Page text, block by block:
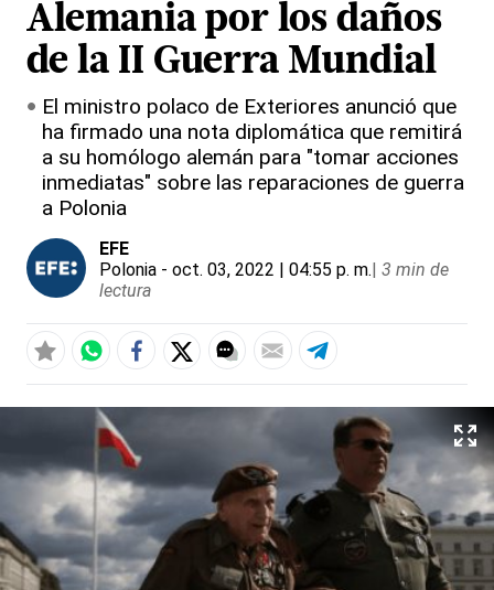
Alemania por los daños
de la II Guerra Mundial
El ministro polaco de Exteriores anunció que
ha firmado una nota diplomática que remitirá
a su homólogo alemán para "tomar acciones
inmediatas" sobre las reparaciones de guerra
a Polonia
EFE
Polonia - oct. 03, 2022 | 04:55 p. m.| 3 min de
lectura